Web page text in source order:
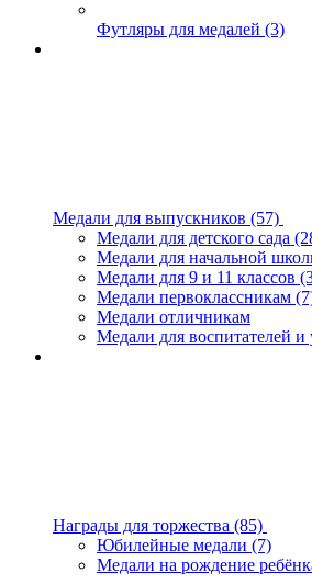
Футляры для медалей (3)
Медали для выпускников (57)
Медали для детского сада
Медали для начальной
Медали для 9 и 11 классов
Медали первоклассникам
Медали отличникам
Медали для воспитателей и
Награды для торжества (85)
Юбилейные медали (7)
Медали на рождение